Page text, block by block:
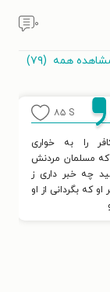
۰
همه (۷۹)
S ۸۵
را به خواری
که مسلمان مردنش
چه خبر داری ز
که بگردانی از او